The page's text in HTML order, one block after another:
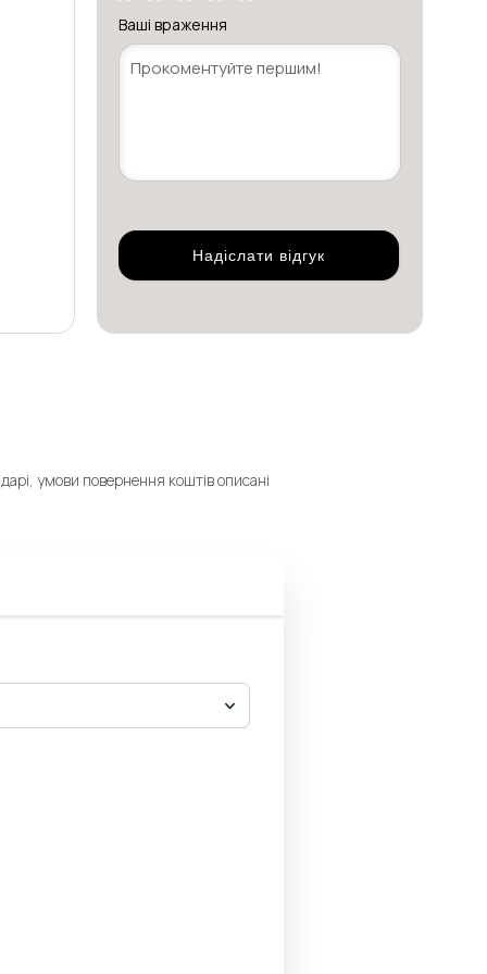
Ваші враження
умови повернення коштів описані